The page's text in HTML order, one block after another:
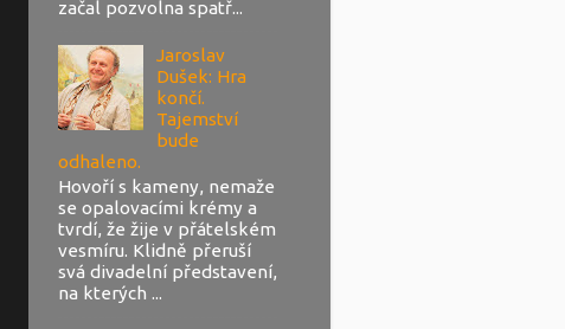
začal pozvolna spatř...
Jaroslav
Dušek: Hra
končí.
Tajemství
bude
odhaleno.
Hovoří s kameny, nemaže
se opalovacími krémy a
tvrdí, že žije v přátelském
vesmíru. Klidně přeruší
svá divadelní představení,
na kterých ...